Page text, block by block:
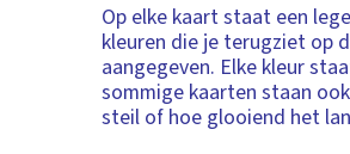
Op elke kaart staat een
kleuren die je terugziet op
aangegeven. Elke kleur
sommige kaarten staan
steil of hoe glooiend het